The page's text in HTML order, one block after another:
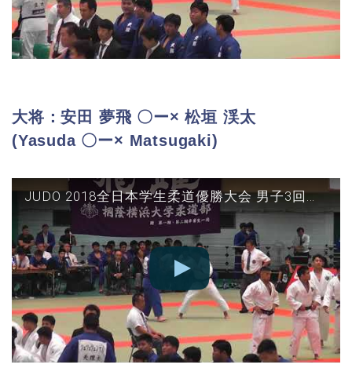
大将：安田 夢飛 〇ー× 松垣 渓太
(Yasuda 〇ー× Matsugaki)
JUDO 2018全日本学生柔道優勝大会 男子3回戦 国士館vs順天堂 大将(安田○-△松垣)